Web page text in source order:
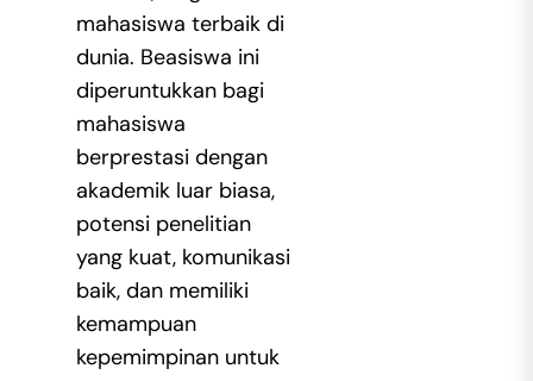
mahasiswa terbaik di
dunia. Beasiswa ini
diperuntukkan bagi
mahasiswa
berprestasi dengan
akademik luar biasa,
potensi penelitian
yang kuat, komunikasi
baik, dan memiliki
kemampuan
kepemimpinan untuk